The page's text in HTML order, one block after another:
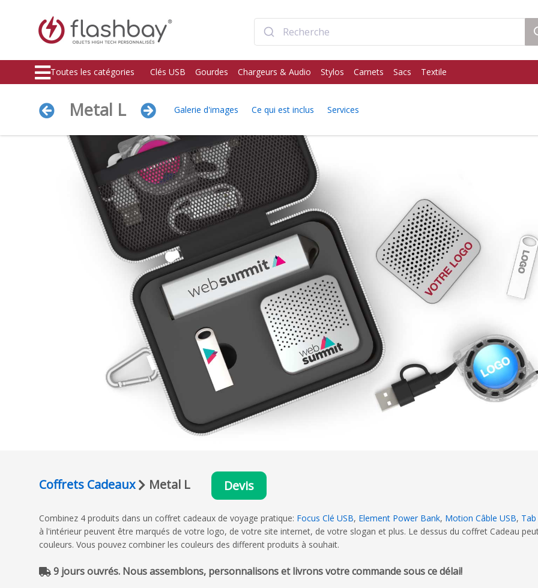
Toutes les catégories Clés USB Gourdes Chargeurs & Audio Stylos Carnets Sacs Textile
Metal L Galerie d'images Ce qui est inclus Services
Coffrets Cadeaux Metal L Devis
Combinez 4 produits dans un coffret cadeaux de voyage pratique: Focus Clé USB, Element Power Bank, Motion Câble USB,
à l'intérieur peuvent être marqués de votre logo, de votre site internet, de votre slogan et plus. Le dessus du coffret Cadeau
couleurs. Vous pouvez combiner les couleurs des different produits à souhait.
9 jours ouvrés. Nous assemblons, personnalisons et livrons votre commande sous ce délai!